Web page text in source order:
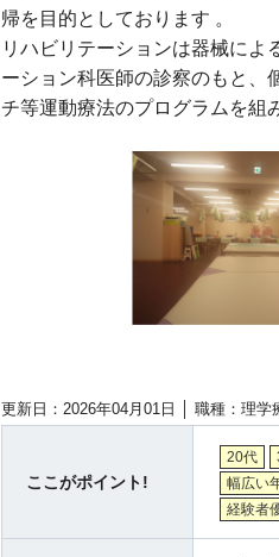
帰を目的としております 。
リハビリテーションは器械によ
ーション科医師の診察のもと、
チ等運動療法のプログラムを組
更新日：2026年04月01日 │ 職種：理学
ここがポイント!
20代
幅広い
経験者